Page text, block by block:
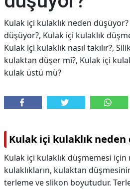
Kulak içi kulaklık neden
düşüyor?, Kulak içi kulaklık
Kulak içi kulaklık nasıl takılır?,
kulaktan düşer mi?, Kulak içi
kulak üstü mü?
Kulak içi kulaklık neden
Kulak içi kulaklık düşmemesi için
kulaklıkların, kulaktan
terleme ve slikon boyutudur.